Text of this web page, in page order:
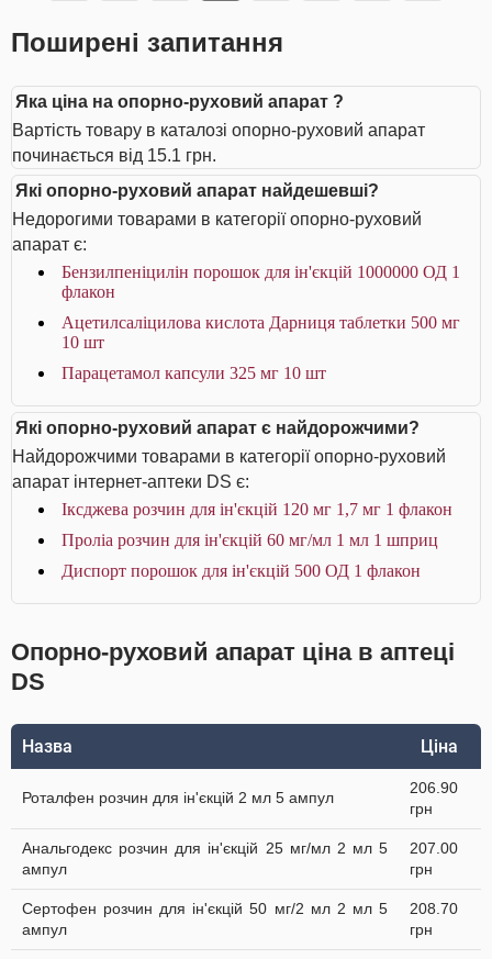
Поширені запитання
Яка ціна на опорно-руховий апарат ?
Вартість товару в каталозі опорно-руховий апарат
починається від 15.1 грн.
Які опорно-руховий апарат найдешевші?
Недорогими товарами в категорії опорно-руховий
апарат є:
Бензилпеніцилін порошок для ін'єкцій 1000000 ОД 1
флакон
Ацетилсаліцилова кислота Дарниця таблетки 500 мг
10 шт
Парацетамол капсули 325 мг 10 шт
Які опорно-руховий апарат є найдорожчими?
Найдорожчими товарами в категорії опорно-руховий
апарат інтернет-аптеки DS є:
Іксджева розчин для ін'єкцій 120 мг 1,7 мг 1 флакон
Проліа розчин для ін'єкцій 60 мг/мл 1 мл 1 шприц
Диспорт порошок для ін'єкцій 500 ОД 1 флакон
Опорно-руховий апарат ціна в аптеці
DS
Назва Ціна
Роталфен розчин для ін'єкцій 2 мл 5 ампул
206.90
грн
Анальгодекс розчин для ін'єкцій 25 мг/мл 2 мл 5
ампул
207.00
грн
Сертофен розчин для ін'єкцій 50 мг/2 мл 2 мл 5
ампул
208.70
грн